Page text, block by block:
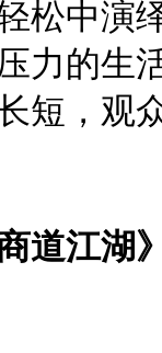
松中演
力的生
短，
道江湖